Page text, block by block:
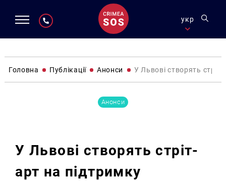
укр
Головна Публікації Анонси У Львові створять
Анонси
У Львові створять стріт-
арт на підтримку